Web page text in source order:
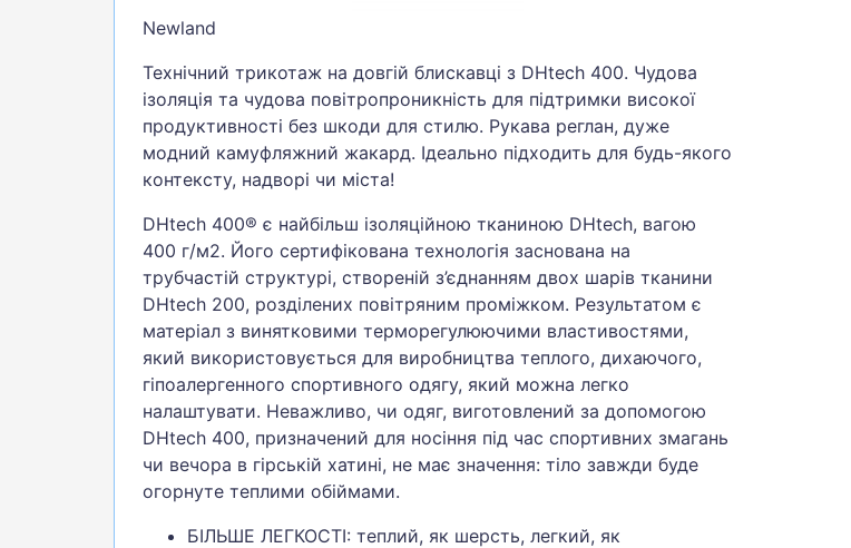
Newland
Технічний трикотаж на довгій блискавці з DHtech 400. Чудова
ізоляція та чудова повітропроникність для підтримки високої
продуктивності без шкоди для стилю. Рукава реглан, дуже
модний камуфляжний жакард. Ідеально підходить для будь-якого
контексту, надворі чи міста!
DHtech 400® є найбільш ізоляційною тканиною DHtech, вагою
400 г/м2. Його сертифікована технологія заснована на
трубчастій структурі, створеній з’єднанням двох шарів тканини
DHtech 200, розділених повітряним проміжком. Результатом є
матеріал з винятковими терморегулюючими властивостями,
який використовується для виробництва теплого, дихаючого,
гіпоалергенного спортивного одягу, який можна легко
налаштувати. Неважливо, чи одяг, виготовлений за допомогою
DHtech 400, призначений для носіння під час спортивних змагань
чи вечора в гірській хатині, не має значення: тіло завжди буде
огорнуте теплими обіймами.
БІЛЬШЕ ЛЕГКОСТІ: теплий, як шерсть, легкий, як